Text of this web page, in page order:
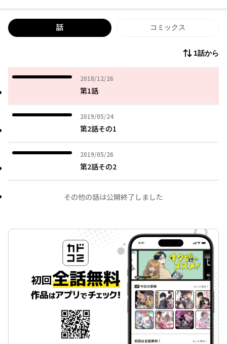
話 コミックス
1話から
2018/12/26
2018年12月26日
第1話
2019/05/24
2019年05月24日
第2話その1
2019/05/26
2019年05月26日
第2話その2
その他の話は公開終了しました